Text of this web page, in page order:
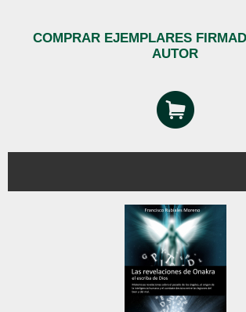
COMPRAR EJEMPLARES
AUTOR